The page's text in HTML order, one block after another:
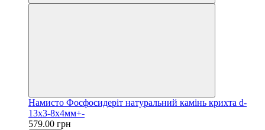
Намисто Фосфосидеріт натуральний камінь крихта d-
13х3-8х4мм+-
579.00 грн